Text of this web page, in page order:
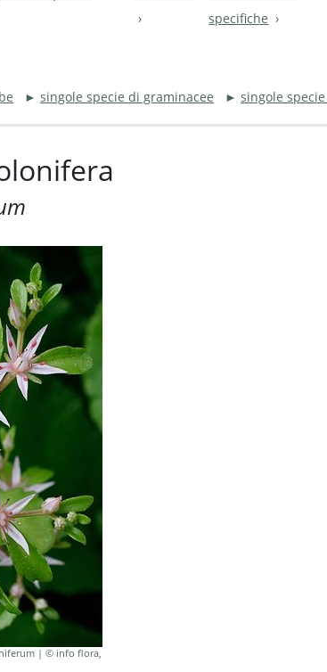
specifiche
► singole specie di graminacee ► singole
| © info flora,